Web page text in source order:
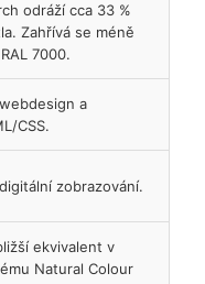
odráží cca 33 %
Zahřívá se méně
7000.
a
CSS.
zobrazování.
ekvivalent v
Natural Colour